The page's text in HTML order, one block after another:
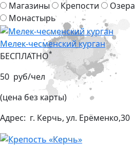
Магазины
Крепости Озера
Монастырь
Мелек-чесменский курган
БЕСПЛАТНО*
50 руб/чел
(цена без карты)
Адрес: г. Керчь, ул. Ерёменко,30